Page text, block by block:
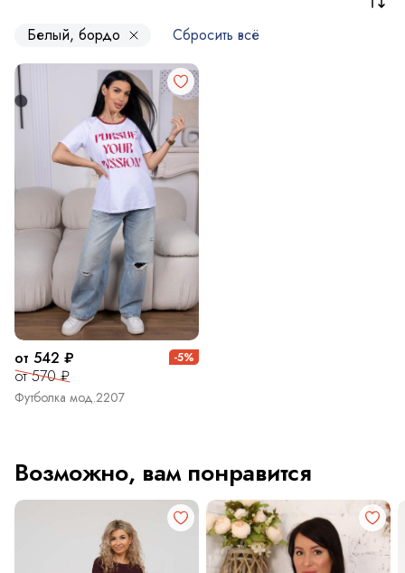
Белый, бордо Сбросить всё
от 542 ₽
от 570 ₽
-5%
Футболка мод.2207
Возможно, вам понравится